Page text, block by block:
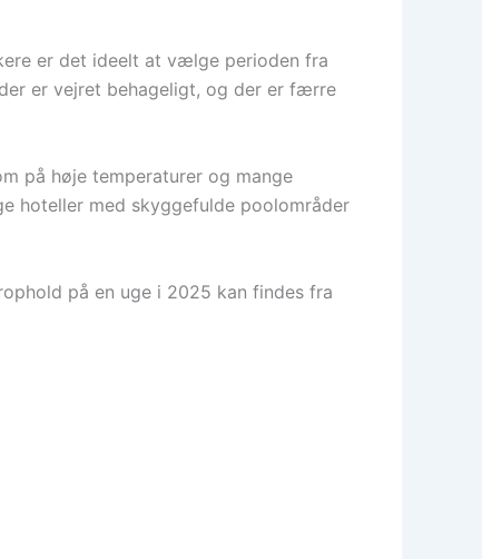
er det ideelt at vælge perioden fra
er vejret behageligt, og der er færre
på høje temperaturer og mange
hoteller med skyggefulde poolområder
på en uge i 2025 kan findes fra